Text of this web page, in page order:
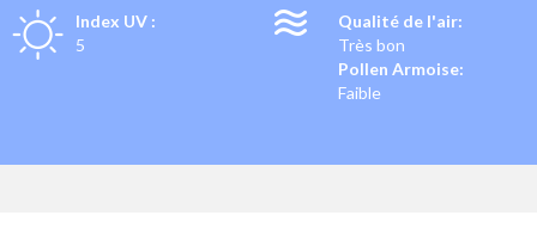
Index UV :
5
Qualité de l'air:
Très bon
Pollen Armoise:
Faible